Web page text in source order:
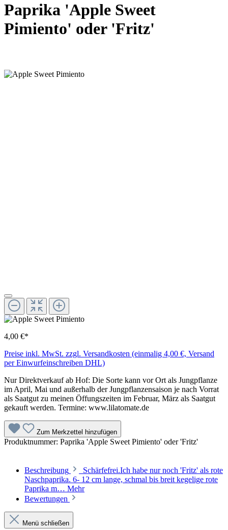
Paprika 'Apple Sweet
Pimiento' oder 'Fritz'
4,00 €*
Preise inkl. MwSt. zzgl. Versandkosten (einmalig 4,00 €, Versand
per Einwurfeinschreiben DHL)
Nur Direktverkauf ab Hof: Die Sorte kann vor Ort als Jungpflanze
im April, Mai und außerhalb der Jungpflanzensaison je nach Vorrat
als Saatgut zu meinen Öffungszeiten im Februar, März als Saatgut
gekauft werden. Termine: www.lilatomate.de
Zum Merkzettel hinzufügen
Produktnummer: Paprika 'Apple Sweet Pimiento' oder 'Fritz'
Beschreibung
Schärfefrei.Ich habe nur noch 'Fritz' als rote
Naschpaprika. 6- 12 cm lange, schmal bis breit kegelige rote
Paprika m… Mehr
Bewertungen
Menü schließen